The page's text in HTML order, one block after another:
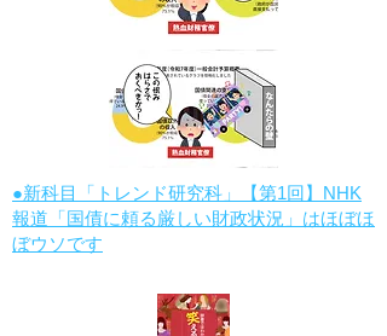
●新科目「トレンド研究科」【第1回】NHK
報道「国債に頼る厳しい財政状況」はほぼほ
ぼウソです